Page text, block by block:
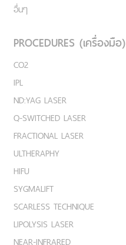
อื่นๆ
PROCEDURES (เครื่องมือ)
CO2
IPL
ND:YAG LASER
Q-SWITCHED LASER
FRACTIONAL LASER
ULTHERAPHY
HIFU
SYGMALIFT
SCARLESS TECHNIQUE
LIPOLYSIS LASER
NEAR-INFRARED